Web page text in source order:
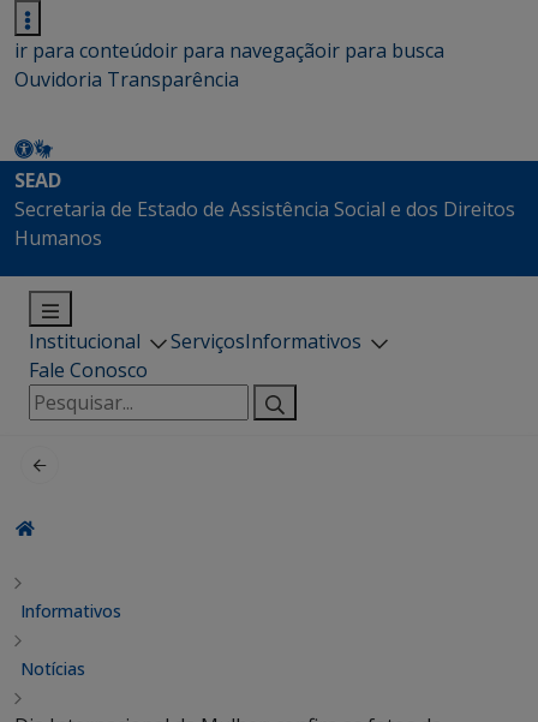
ir para conteúdoir para navegaçãoir para busca
Ouvidoria Transparência
SEAD
Secretaria de Estado de Assistência Social e dos Direitos
Humanos
Institucional ServiçosInformativos
Fale Conosco
Pesquisar
por:
Informativos
Notícias